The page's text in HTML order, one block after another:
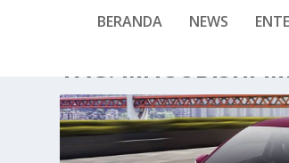
BERANDA NEWS
TAG: MITSUBISHI